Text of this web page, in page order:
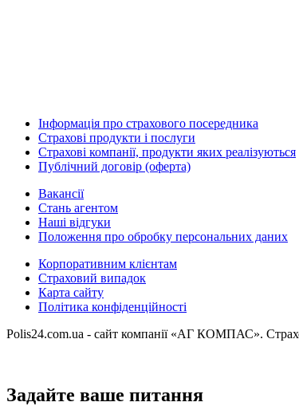
Інформація про страхового посередника
Страхові продукти і послуги
Страхові компанії, продукти яких реалізуються
Публічний договір (оферта)
Вакансії
Стань агентом
Наші відгуки
Положення про обробку персональних даних
Корпоративним клієнтам
Страховий випадок
Карта сайту
Політика конфіденційності
Polis24.com.ua - сайт компанії «АГ КОМПАС».
Задайте ваше питання